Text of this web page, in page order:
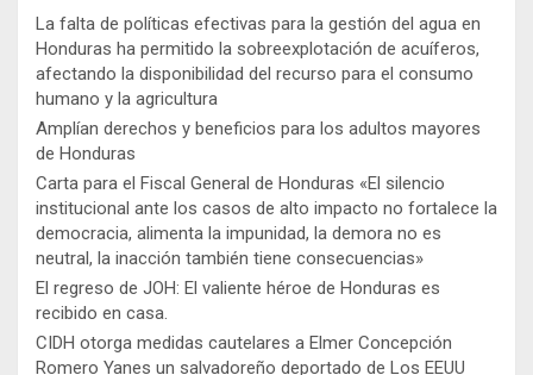
La falta de políticas efectivas para la gestión del agua en
Honduras ha permitido la sobreexplotación de acuíferos,
afectando la disponibilidad del recurso para el consumo
humano y la agricultura
Amplían derechos y beneficios para los adultos mayores
de Honduras
Carta para el Fiscal General de Honduras «El silencio
institucional ante los casos de alto impacto no fortalece la
democracia, alimenta la impunidad, la demora no es
neutral, la inacción también tiene consecuencias»
El regreso de JOH: El valiente héroe de Honduras es
recibido en casa.
CIDH otorga medidas cautelares a Elmer Concepción
Romero Yanes un salvadoreño deportado de Los EEUU